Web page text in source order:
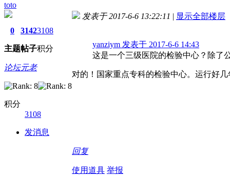
toto
0
主题
3142
帖子
3108
积分
论坛元老
积分
3108
发消息
发表于 2017-6-6 13:22:11 | 显示全部楼层
yanziym 发表于 2017-6-6 14:43
这是一个三级医院的检验中心？除了
对的！国家重点专科的检验中心。运行好
回复
使用道具 举报